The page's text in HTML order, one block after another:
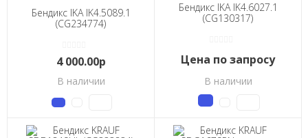
Бендикс IKA IK4.5089.1
(CG234774)
4 000.00р
В наличии
Бендикс IKA IK4.6027.1
(CG130317)
Цена по запросу
В наличии